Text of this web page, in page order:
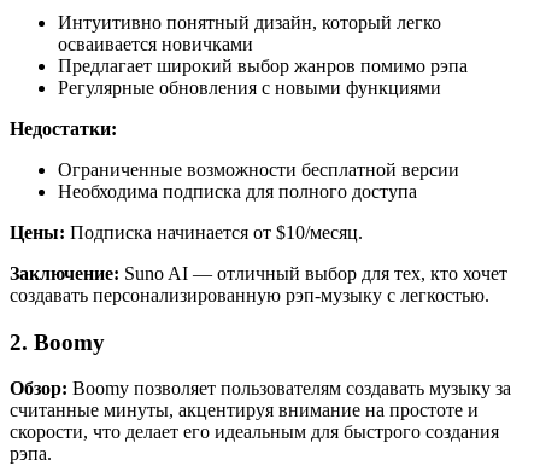
Интуитивно понятный дизайн, который легко
осваивается новичками
Предлагает широкий выбор жанров помимо рэпа
Регулярные обновления с новыми функциями
Недостатки:
Ограниченные возможности бесплатной версии
Необходима подписка для полного доступа
Цены: Подписка начинается от $10/месяц.
Заключение: Suno AI — отличный выбор для тех, кто хочет
создавать персонализированную рэп-музыку с легкостью.
2. Boomy
Обзор: Boomy позволяет пользователям создавать музыку за
считанные минуты, акцентируя внимание на простоте и
скорости, что делает его идеальным для быстрого создания
рэпа.